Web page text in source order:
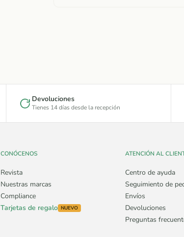
Devoluciones
Tienes 14 días desde la recepción
CONÓCENOS
Revista
Nuestras marcas
Compliance
Tarjetas de regalo NUEVO
ATENCIÓN AL
Centro de ayuda
Seguimiento de
Envíos
Devoluciones
Preguntas